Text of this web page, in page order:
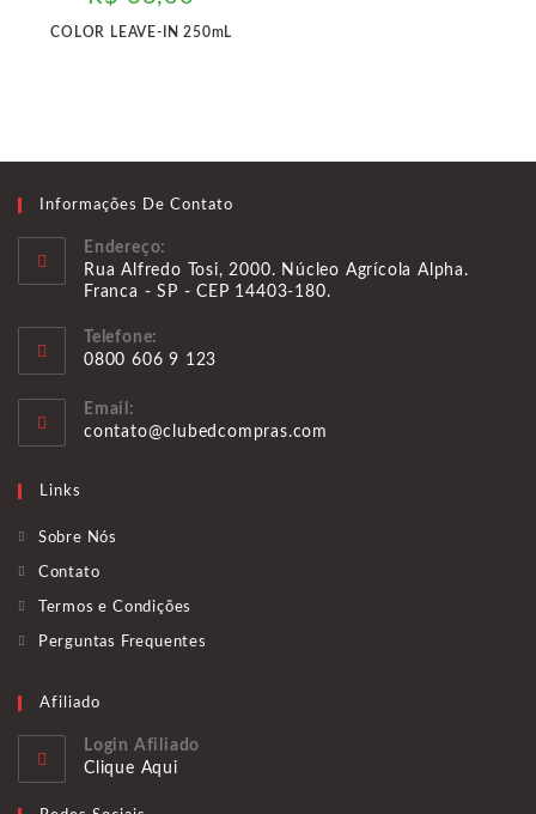
COLOR LEAVE-IN 250mL
Informações De Contato
Endereço:
Rua Alfredo Tosi, 2000. Núcleo Agrícola Alpha.
Franca - SP - CEP 14403-180.
Telefone:
0800 606 9 123
em
Email:
contato@clubedcompras.com
Links
Sobre Nós
Contato
Termos e Condições
Perguntas Frequentes
Afiliado
Login Afiliado
Clique Aqui